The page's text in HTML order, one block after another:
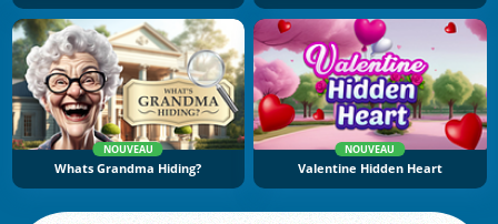
NOUVEAU
Whats Grandma Hiding?
NOUVEAU
Valentine Hidden Heart